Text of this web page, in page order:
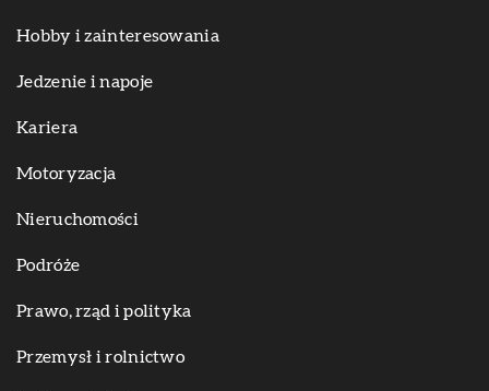
Hobby i zainteresowania
Jedzenie i napoje
Kariera
Motoryzacja
Nieruchomości
Podróże
Prawo, rząd i polityka
Przemysł i rolnictwo